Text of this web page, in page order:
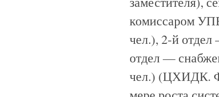
комиссаром
чел.), 2-й
отдел —
чел.) (ЦХИДК.